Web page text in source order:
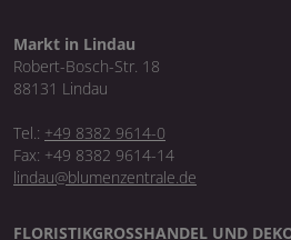
Markt in Lindau
Robert-Bosch-Str. 18
88131 Lindau
Tel.: +49 8382 9614-0
Fax: +49 8382 9614-14
lindau@blumenzentrale.de
FLORISTIKGROSSHANDEL UND